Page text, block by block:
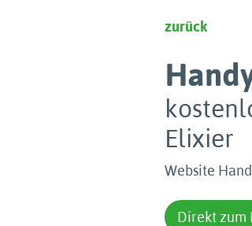
zurück
Elixier
Website
Direkt zum